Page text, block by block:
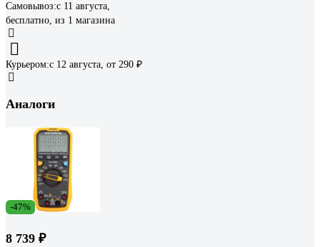
Самовывоз:c 11 августа,
бесплатно, из 1 магазина
Курьером:c 12 августа, от 290 ₽
Аналоги
-47%
8 739 ₽